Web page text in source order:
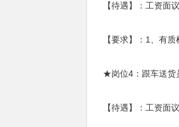
【待遇】：工资面
【要求】：1、有
★岗位4：跟车送货
【待遇】：工资面